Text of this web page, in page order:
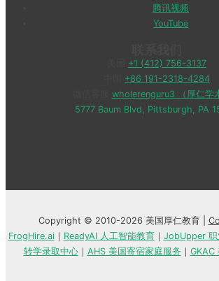
腾讯视频
YouTube
+1 (412) 756-3137
+86 191-2318-4284
wholerenguru3 （厚仁学
5777 Baum Blvd, Pittsburgh, PA
Copyright © 2010-2026 美国厚仁教育 |
FrogHire.ai｜ ReadyAI 人工智能教育｜ JobUpper 职
转学录取中心｜ AHS 美国寄宿家庭服务 ｜ GKAC